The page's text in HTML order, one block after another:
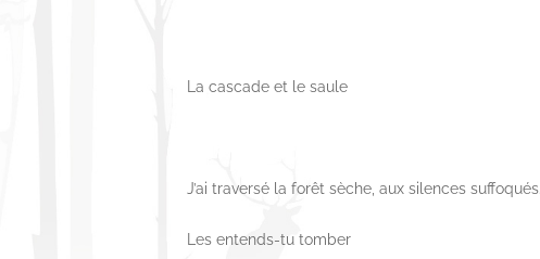
La cascade et le saule
J’ai traversé la forêt sèche, aux silences
Les entends-tu tomber